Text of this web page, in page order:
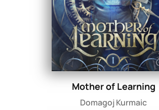
Mother of Learning
Domagoj Kurmaic